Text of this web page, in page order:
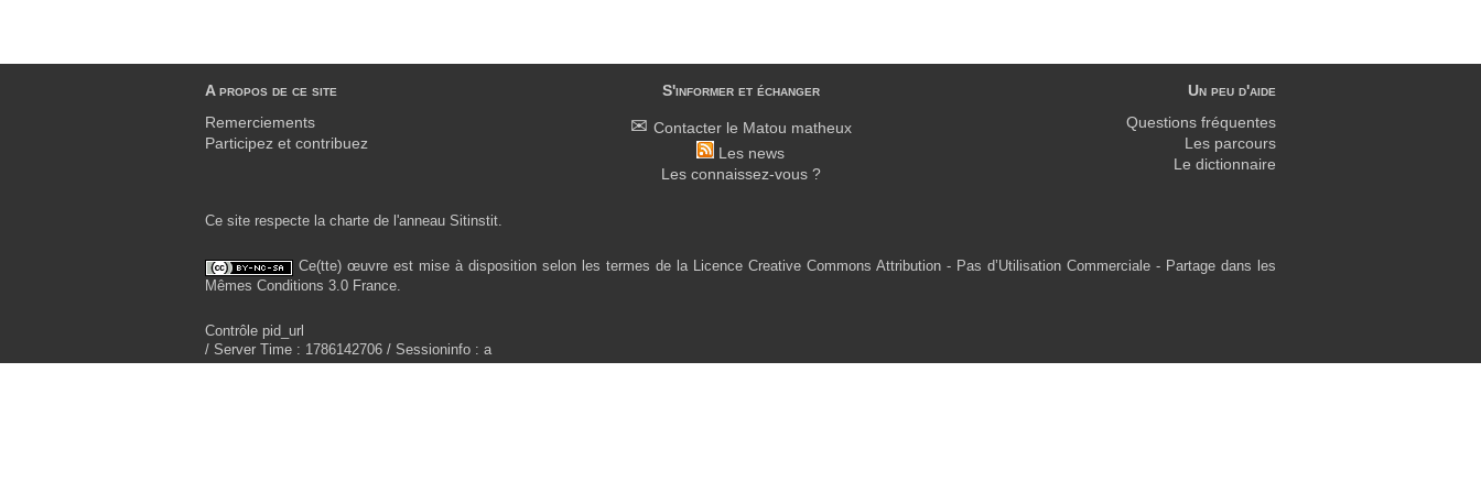
A propos de ce site
Remerciements
Participez et contribuez
S'informer et échanger
Contacter le Matou matheux
Les news
Les connaissez-vous ?
Un peu d'aide
Questions fréquentes
Les parcours
Le dictionnaire
Ce site respecte la charte de l'anneau Sitinstit.
Ce(tte) œuvre est mise à disposition selon les termes de la Licence Creative Commons Attribution - Pas d’Utilisation Commerciale - Partage dans les
Mêmes Conditions 3.0 France.
Contrôle pid_url
/ Server Time : 1786142706 / Sessioninfo : a